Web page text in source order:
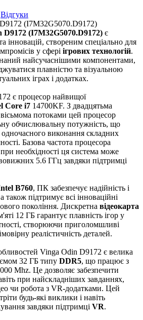
Відгуки
(I7M32G5070.D9172)
(I7M32G5070.D9172) є
інновацій, створеним спеціально для
у сфері ігрових технологій.
найсучаснішими компонентами,
плавністю та візуальною
іграх і додатках.
є процесор найвищої
Core i7 14700KF. З двадцятьма
потоками цей процесор
обчислювальну потужність, що
одночасного виконання складних
Базова частота процесора
необхідності ця система може
5.6 ГГц завдяки підтримці
B760, ПК забезпечує надійність і
також підтримує всі інноваційні
покоління. Дискретна відеокарта
12 ГБ гарантує плавність ігор у
створюючи приголомшливі
реалістичність деталей.
Vinga Odin D9172 є велика
32 ГБ типу DDR5, що працює з
Mhz. Це дозволяє забезпечити
при найскладніших завданнях,
чи робота з VR-додатками. Цей
будь-які виклики і навіть
завдяки підтримці VR.